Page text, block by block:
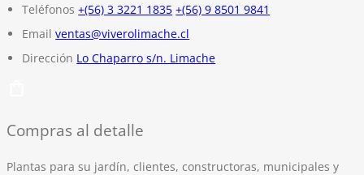
Teléfonos +(56) 3 3221 1835 +(56) 9 8501 9841
Email ventas@viverolimache.cl
Dirección Lo Chaparro s/n. Limache
Compras al detalle
Plantas para su jardín, clientes, constructoras, municipales y